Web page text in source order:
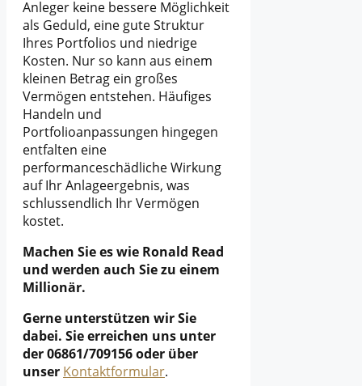
Anleger keine bessere Möglichkeit
als Geduld, eine gute Struktur
Ihres Portfolios und niedrige
Kosten. Nur so kann aus einem
kleinen Betrag ein großes
Vermögen entstehen. Häufiges
Handeln und
Portfolioanpassungen hingegen
entfalten eine
performanceschädliche Wirkung
auf Ihr Anlageergebnis, was
schlussendlich Ihr Vermögen
kostet.
Machen Sie es wie Ronald Read
und werden auch Sie zu einem
Millionär.
Gerne unterstützen wir Sie
dabei. Sie erreichen uns unter
der 06861/709156 oder über
unser Kontaktformular.